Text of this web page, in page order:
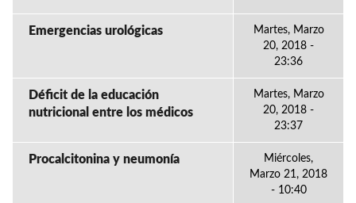
Emergencias urológicas
Martes, Marzo
20, 2018 -
23:36
Déficit de la educación
nutricional entre los médicos
Martes, Marzo
20, 2018 -
23:37
Procalcitonina y neumonía
Miércoles,
Marzo 21, 2018
- 10:40